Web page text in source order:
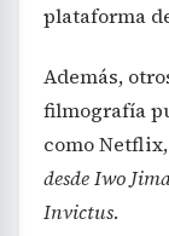
plataforma
Además,
filmografía
como
desde Iwo
Invictus.